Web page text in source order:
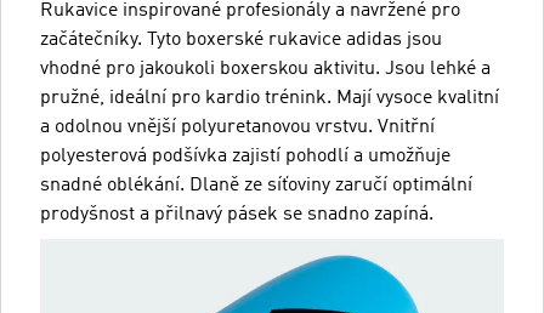
Rukavice inspirované profesionály a navržené pro
začátečníky. Tyto boxerské rukavice adidas jsou
vhodné pro jakoukoli boxerskou aktivitu. Jsou lehké a
pružné, ideální pro kardio trénink. Mají vysoce kvalitní
a odolnou vnější polyuretanovou vrstvu. Vnitřní
polyesterová podšívka zajistí pohodlí a umožňuje
snadné oblékání. Dlaně ze síťoviny zaručí optimální
prodyšnost a přilnavý pásek se snadno zapíná.